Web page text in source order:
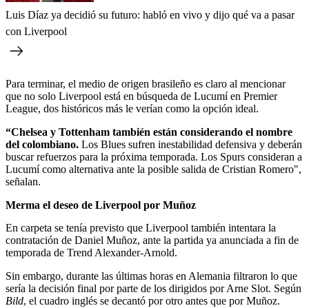
Luis Díaz ya decidió su futuro: habló en vivo y dijo qué va a pasar
con Liverpool
Para terminar, el medio de origen brasileño es claro al mencionar
que no solo Liverpool está en búsqueda de Lucumí en Premier
League, dos históricos más le verían como la opción ideal.
“Chelsea y Tottenham también están considerando el nombre
del colombiano. Los Blues sufren inestabilidad defensiva y deberán
buscar refuerzos para la próxima temporada. Los Spurs consideran a
Lucumí como alternativa ante la posible salida de Cristian Romero",
señalan.
Merma el deseo de Liverpool por Muñoz
En carpeta se tenía previsto que Liverpool también intentara la
contratación de Daniel Muñoz, ante la partida ya anunciada a fin de
temporada de Trend Alexander-Arnold.
Sin embargo, durante las últimas horas en Alemania filtraron lo que
sería la decisión final por parte de los dirigidos por Arne Slot. Según
Bild, el cuadro inglés se decantó por otro antes que por Muñoz.